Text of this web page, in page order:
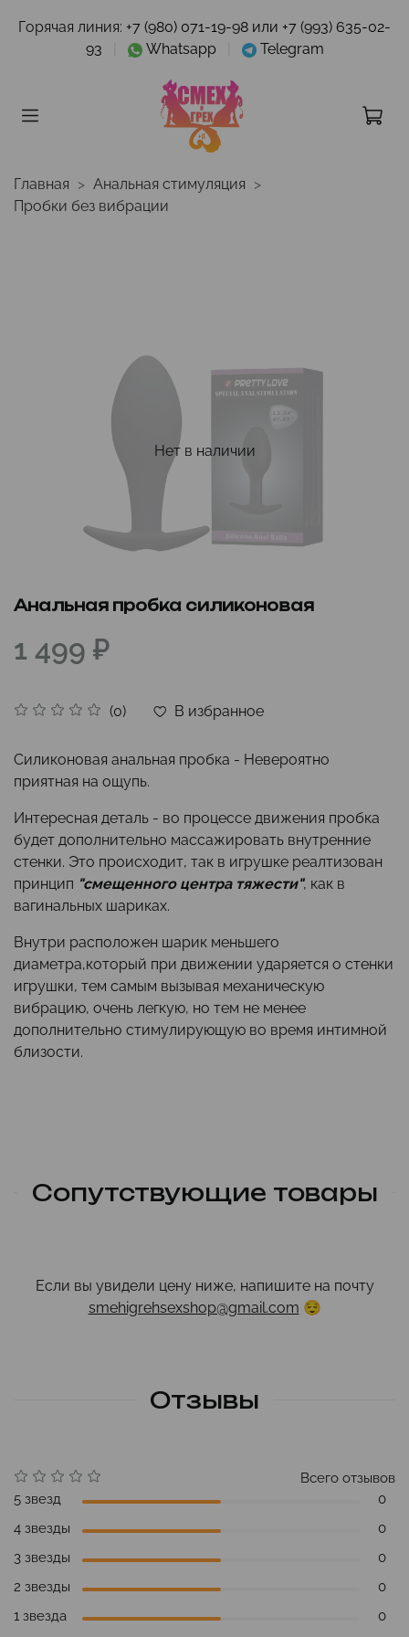
Горячая линия: +7 (980) 071-19-98 или +7 (993) 635-02-
93
Whatsapp Telegram
Главная
Анальная стимуляция
Пробки без вибрации
Нет в наличии
Анальная пробка силиконовая
(0) В избранное
1 499 ₽
Силиконовая анальная пробка - Невероятно
приятная на ощупь.
Интересная деталь - во процессе движения пробка
будет дополнительно массажировать внутренние
стенки. Это происходит, так в игрушке реалтизован
принцип "смещенного центра тяжести", как в
вагинальных шариках.
Внутри расположен шарик меньшего
диаметра,который при движении ударяется о стенки
игрушки, тем самым вызывая механическую
вибрацию, очень легкую, но тем не менее
дополнительно стимулирующую во время интимной
близости.
Сопутствующие товары
Если вы увидели цену ниже, напишите на почту
smehigrehsexshop@gmail.com 😌
Отзывы
Всего отзывов
5 звезд
0
4 звезды
0
3 звезды
0
2 звезды
0
1 звезда
0